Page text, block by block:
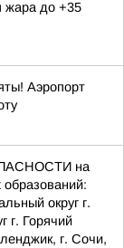
жара до +35
Аэропорт
на
округ г.
г. Горячий
г. Сочи,